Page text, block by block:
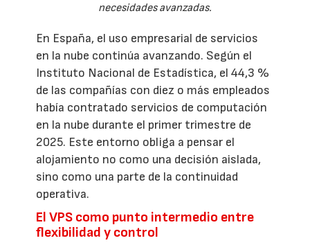
necesidades avanzadas.
En España, el uso empresarial de servicios
en la nube continúa avanzando. Según el
Instituto Nacional de Estadística, el 44,3 %
de las compañías con diez o más empleados
había contratado servicios de computación
en la nube durante el primer trimestre de
2025. Este entorno obliga a pensar el
alojamiento no como una decisión aislada,
sino como una parte de la continuidad
operativa.
El VPS como punto intermedio entre
flexibilidad y control